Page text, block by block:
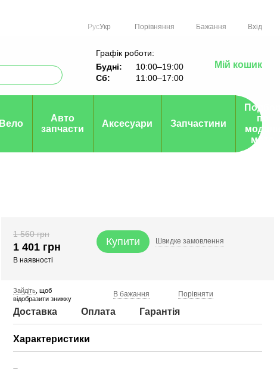
РусУкр Порівняння Бажання Вхід
Графік роботи:
Будні:
10:00–19:00
Сб:
11:00–17:00
Мій кошик
Вело
Авто
запчасти
Аксесуари Запчастини
по
мото
1 560 грн
1 401 грн
В наявності
Купити Швидке замовлення
Зайдіть , щоб
відобразити знижку
В бажання Порівняти
Доставка Оплата Гарантія
Характеристики